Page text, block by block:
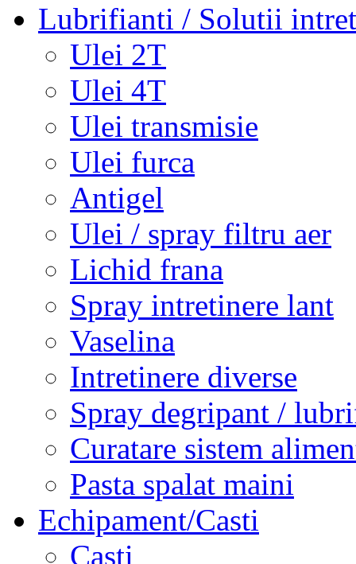
Lubrifianti / Solutii
Ulei 2T
Ulei 4T
Ulei transmisie
Ulei furca
Antigel
Ulei / spray filtru aer
Lichid frana
Spray intretinere lant
Vaselina
Intretinere diverse
Spray degripant /
Curatare sistem
Pasta spalat maini
Echipament/Casti
Casti